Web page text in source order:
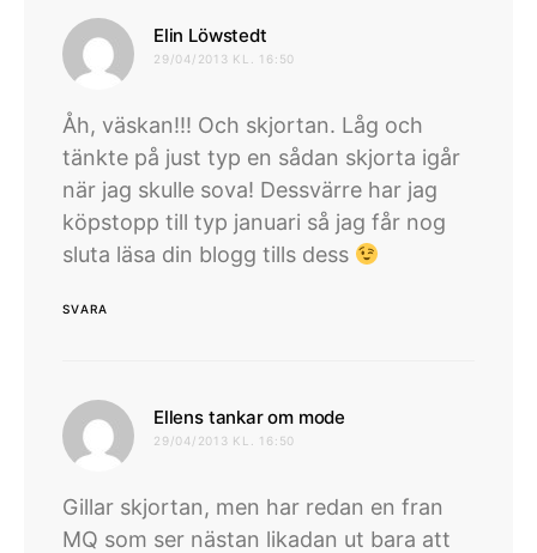
Elin Löwstedt
29/04/2013 KL. 16:50
Åh, väskan!!! Och skjortan. Låg och
tänkte på just typ en sådan skjorta igår
när jag skulle sova! Dessvärre har jag
köpstopp till typ januari så jag får nog
sluta läsa din blogg tills dess
SVARA
Ellens tankar om mode
29/04/2013 KL. 16:50
Gillar skjortan, men har redan en fran
MQ som ser nästan likadan ut bara att